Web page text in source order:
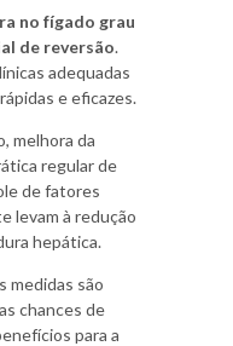
no fígado grau
de reversão.
adequadas
e eficazes.
melhora da
regular de
de fatores
levam à redução
hepática.
medidas são
chances de
para a